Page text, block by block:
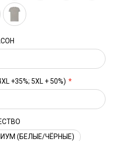
+35%; 5XL + 50%)
(БЕЛЫЕ/ЧЁРНЫЕ)